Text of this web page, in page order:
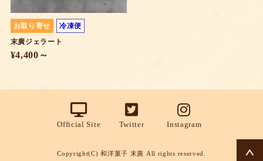
お取り寄せ
冷凍便
末廣ジェラート
¥4,400～
Official Site Twitter Instagram
Copyright(C) 和洋菓子 末廣 All rights reserved.